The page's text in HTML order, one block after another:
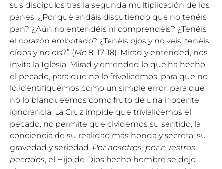
sus discípulos tras la segunda multiplicación de los
panes: ¿Por qué andáis discutiendo que no tenéis
pan? ¿Aún no entendéis ni comprendéis? ¿Tenéis
el corazón embotado? ¿Tenéis ojos y no veis, tenéis
oídos y no oís?” (Mc 8, 17-18). Mirad y entended, nos
invita la Iglesia. Mirad y entended lo que ha hecho
el pecado, para que no lo frivolicemos, para que no
lo identifiquemos como un simple error, para que
no lo blanqueemos como fruto de una inocente
ignorancia. La Cruz impide que trivialicemos el
pecado, no permite que olvidemos su sentido, la
conciencia de su realidad más honda y secreta, su
gravedad y seriedad. Por nosotros, por nuestros
pecados, el Hijo de Dios hecho hombre se dejó